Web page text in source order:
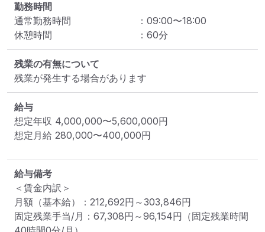
勤務時間
通常勤務時間
： 09:00〜18:00
休憩時間
： 60分
残業の有無について
残業が発生する場合があります
給与
想定年収 4,000,000〜5,600,000円
想定月給 280,000〜400,000円
給与備考
＜賃金内訳＞
月額（基本給）：212,692円～303,846円
固定残業手当/月：67,308円～96,154円（固定残業時間